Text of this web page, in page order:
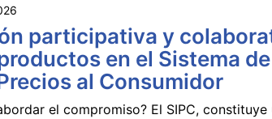
participativa y
en el Sistema de
al Consumidor
el compromiso? El SIPC, constituye